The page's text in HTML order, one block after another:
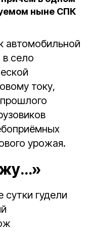
ныне СПК
автомобильной
село
току,
прошлого
урожая.
гудели